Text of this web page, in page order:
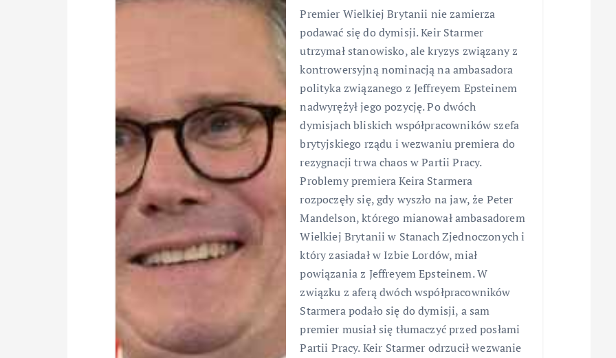
Premier Wielkiej Brytanii nie zamierza
podawać się do dymisji. Keir Starmer
utrzymał stanowisko, ale kryzys związany z
kontrowersyjną nominacją na ambasadora
polityka związanego z Jeffreyem Epsteinem
nadwyrężył jego pozycję. Po dwóch
dymisjach bliskich współpracowników szefa
brytyjskiego rządu i wezwaniu premiera do
rezygnacji trwa chaos w Partii Pracy.
Problemy premiera Keira Starmera
rozpoczęły się, gdy wyszło na jaw, że Peter
Mandelson, którego mianował ambasadorem
Wielkiej Brytanii w Stanach Zjednoczonych i
który zasiadał w Izbie Lordów, miał
powiązania z Jeffreyem Epsteinem. W
związku z aferą dwóch współpracowników
Starmera podało się do dymisji, a sam
premier musiał się tłumaczyć przed posłami
Partii Pracy. Keir Starmer odrzucił wezwanie